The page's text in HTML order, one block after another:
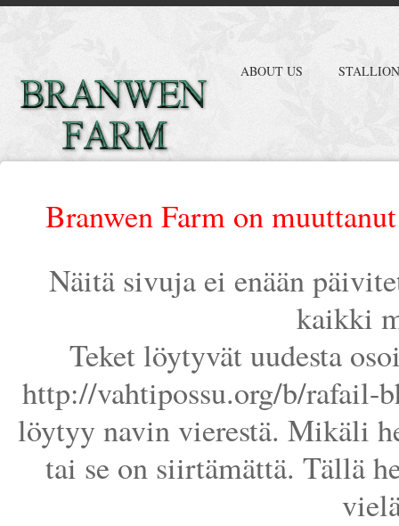
ABOUT US
Branwen Farm on
Näitä sivuja ei enään
kaikki
Teket löytyvät uudesta
http://vahtipossu.org/b/rafail-
löytyy navin vierestä. Mikäli
tai se on siirtämättä. Tällä